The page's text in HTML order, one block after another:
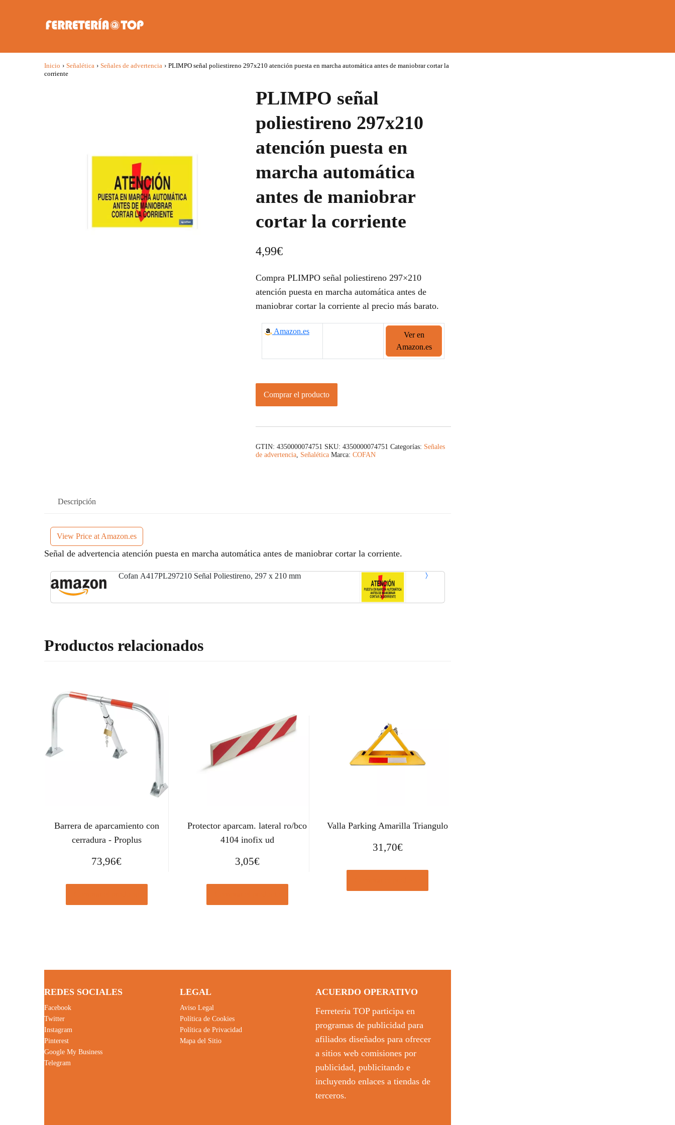
Inicio › Señalética › Señales de advertencia › PLIMPO señal poliestireno 297x210 atención puesta en marcha automática antes de maniobrar cortar la
corriente
PLIMPO señal
poliestireno 297x210
atención puesta en
marcha automática
antes de maniobrar
cortar la corriente
4,99€
Compra PLIMPO señal poliestireno 297×210
atención puesta en marcha automática antes de
maniobrar cortar la corriente al precio más barato.
Amazon.es
Ver en
Amazon.es
Comprar el producto
GTIN: 4350000074751 SKU: 4350000074751 Categorías: Señales
de advertencia, Señalética Marca: COFAN
Descripción
View Price at Amazon.es
Señal de advertencia atención puesta en marcha automática antes de maniobrar cortar la corriente.
Cofan A417PL297210 Señal Poliestireno, 297 x 210 mm
Productos relacionados
Barrera de aparcamiento con
cerradura - Proplus
73,96€
Protector aparcam. lateral ro/bco
4104 inofix ud
3,05€
Valla Parking Amarilla Triangulo
31,70€
REDES SOCIALES
Facebook
Twitter
Instagram
Pinterest
Google My Business
Telegram
LEGAL
Aviso Legal
Política de Cookies
Política de Privacidad
Mapa del Sitio
ACUERDO OPERATIVO
Ferreteria TOP participa en
programas de publicidad para
afiliados diseñados para ofrecer
a sitios web comisiones por
publicidad, publicitando e
incluyendo enlaces a tiendas de
terceros.